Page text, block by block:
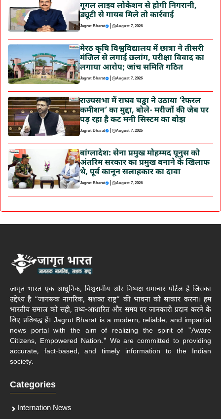
गूगल लाइव लोकेशन से होगी निगरानी,
ड्यूटी से गायब मिले तो कार्रवाई
Jagrut Bharat | August 7, 2026
मेरठ कृषि विश्वविद्यालय में छात्रा ने तीसरी
मंजिल से लगाई छलांग, परीक्षा विवाद का
लगाया आरोप; जांच समिति गठित
Jagrut Bharat | August 7, 2026
राज्यसभा में राघव चड्ढा ने उठाया ‘रेफरल
कमीशन’ का मुद्दा, बोले- मरीजों की जेब पर
पड़ रहा है कट मनी सिस्टम का बोझ
Jagrut Bharat | August 7, 2026
बांग्लादेश: सेना प्रमुख मोहम्मद यूनुस को
अंतरिम सरकार का प्रमुख बनाने के खिलाफ
थे, पूर्व कानून सलाहकार का दावा
Jagrut Bharat | August 7, 2026
जागृत भारत एक आधुनिक, विश्वसनीय और निष्पक्ष समाचार पोर्टल है जिसका
उद्देश्य है “जागरूक नागरिक, सशक्त राष्ट्र” की भावना को साकार करना। हम
भारतीय समाज को सही, तथ्य-आधारित और समय पर जानकारी प्रदान करने के
लिए प्रतिबद्ध हैं। Jagrut Bharat is a modern, reliable, and impartial
news portal with the aim of realizing the spirit of "Aware
Citizens, Empowered Nation." We are committed to providing
accurate, fact-based, and timely information to the Indian
society.
Categories
Internation News